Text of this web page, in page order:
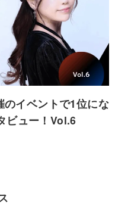
のイベントで1位にな
ビュー！Vol.6